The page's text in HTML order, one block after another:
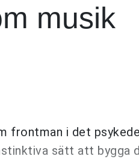
musik
frontman i det
sätt att